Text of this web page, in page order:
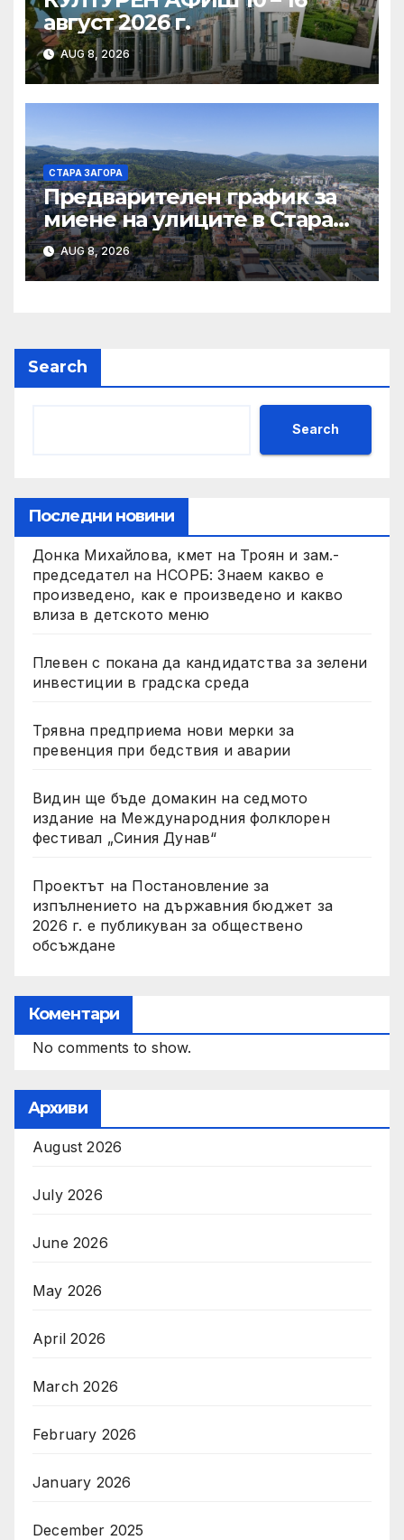
август 2026 г.
AUG 8, 2026
СТАРА ЗАГОРА
Предварителен график за
миене на улиците в Стара
Загора за периода от
10.08.2026 до 14.08.2026 г.
AUG 8, 2026
Search
Search
Последни новини
Донка Михайлова, кмет на Троян и зам.-
председател на НСОРБ: Знаем какво е
произведено, как е произведено и какво
влиза в детското меню
Плевен с покана да кандидатства за зелени
инвестиции в градска среда
Трявна предприема нови мерки за
превенция при бедствия и аварии
Видин ще бъде домакин на седмото
издание на Международния фолклорен
фестивал „Синия Дунав“
Проектът на Постановление за
изпълнението на държавния бюджет за
2026 г. е публикуван за обществено
обсъждане
Коментари
No comments to show.
Архиви
August 2026
July 2026
June 2026
May 2026
April 2026
March 2026
February 2026
January 2026
December 2025